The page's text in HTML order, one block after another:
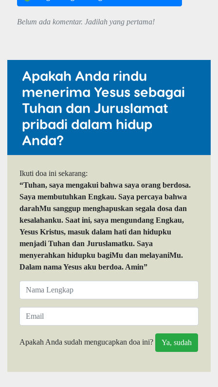
Belum ada komentar. Jadilah yang pertama!
Apakah Anda rindu
menerima Yesus sebagai
Tuhan dan Juruslamat
pribadi dalam hidup
Anda?
Ikuti doa ini sekarang:
“Tuhan, saya mengakui bahwa saya orang berdosa.
Saya membutuhkan Engkau. Saya percaya bahwa
darahMu sanggup menghapuskan segala dosa dan
kesalahanku. Saat ini, saya mengundang Engkau,
Yesus Kristus, masuk dalam hati dan hidupku
menjadi Tuhan dan Juruslamatku. Saya
menyerahkan hidupku bagiMu dan melayaniMu.
Dalam nama Yesus aku berdoa. Amin”
Apakah Anda sudah mengucapkan doa ini?